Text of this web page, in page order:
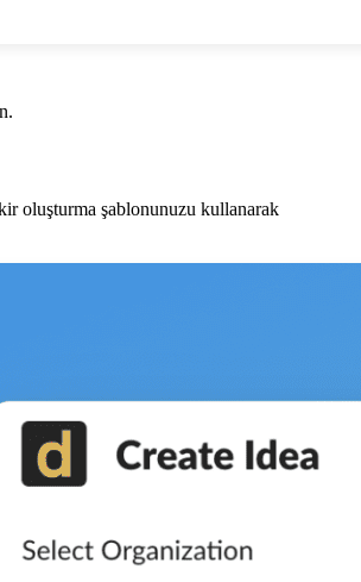
oluşturma şablonunuzu kullanarak